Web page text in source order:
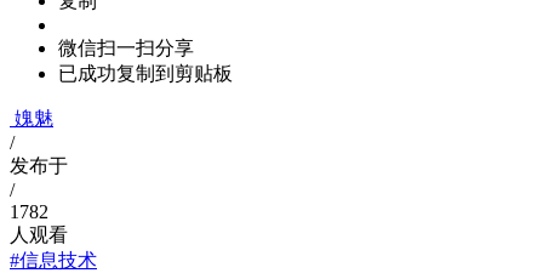
微信扫一扫分享
已成功复制到剪贴板
媿魅
/
发布于
/
1782
人观看
#信息技术